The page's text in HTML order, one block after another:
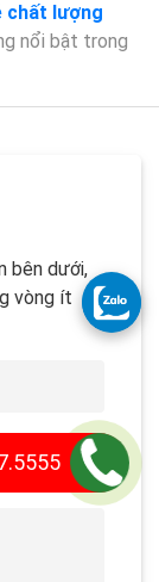
chất lượng
nổi bật trong
bên dưới,
vòng ít